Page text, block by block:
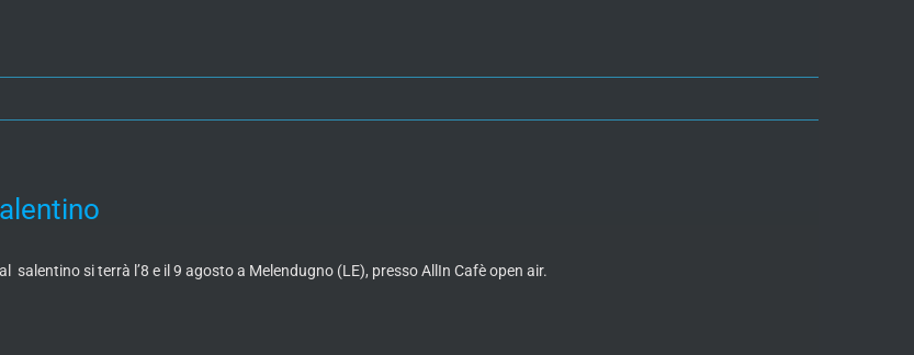
salentino si terrà l’8 e il 9 agosto a Melendugno (LE), presso AllIn Cafè open air.